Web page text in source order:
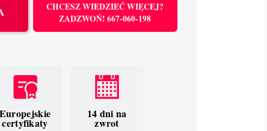
CHCESZ WIEDZIEĆ WIĘCEJ?
ZADZWOŃ! 667-060-198
Europejskie
certyfikaty
14 dni na
zwrot